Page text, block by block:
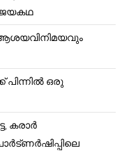
പിന്നിൽ ഒരു
കരാർ